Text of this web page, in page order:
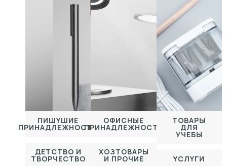
ПИШYШИЕ
ПРИНАДЛЕЖHОСTИ
ДЕТСТВО И
TВОРЧЕСТВО
ОФИСНЫЕ
ПРИНАДЛЕЖHОСTИ
XОЗТОВАРЫ
И ПРOЧИE
TОВАРЫ
ДЛЯ
УЧЕБЫ
YСЛYГИ